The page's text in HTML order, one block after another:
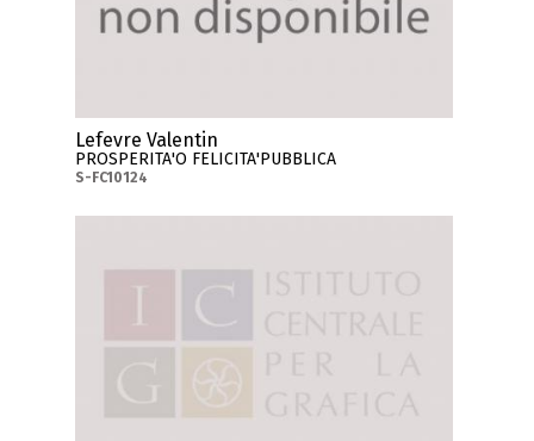
Lefevre Valentin
PROSPERITA'O FELICITA'PUBBLICA
S-FC10124